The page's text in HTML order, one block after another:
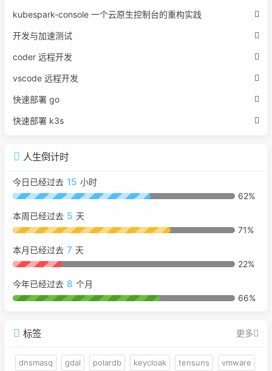
kubespark-console 一个云原生控制台的重构实践
开发与加速测试
coder 远程开发
vscode 远程开发
快速部署 go
快速部署 k3s
人生倒计时
今日已经过去 15 小时
62%
本周已经过去 5 天
71%
本月已经过去 7 天
22%
今年已经过去 8 个月
66%
标签 更多
dnsmasq gdal polardb keycloak tensuns vmware